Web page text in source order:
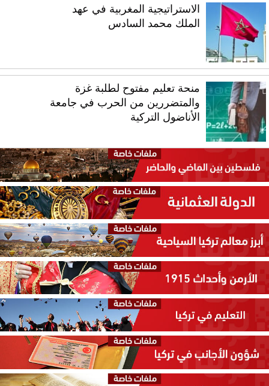
الاستراتيجية المغربية في عهد
الملك محمد السادس
منحة تعليم مفتوح لطلبة غزة
والمتضررين من الحرب في جامعة
الأناضول التركية